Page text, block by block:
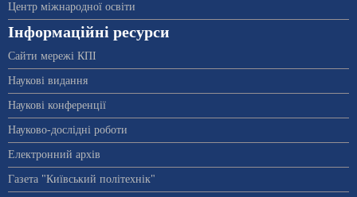
Центр міжнародної освіти
Інформаційні ресурси
Сайти мережі КПІ
Наукові видання
Наукові конференції
Науково-дослідні роботи
Електронний архів
Газета "Київський політехнік"